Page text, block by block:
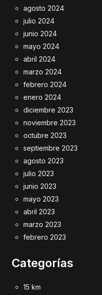
agosto 2024
julio 2024
junio 2024
mayo 2024
abril 2024
marzo 2024
febrero 2024
enero 2024
diciembre 2023
noviembre 2023
octubre 2023
septiembre 2023
agosto 2023
julio 2023
junio 2023
mayo 2023
abril 2023
marzo 2023
febrero 2023
Categorías
15 km